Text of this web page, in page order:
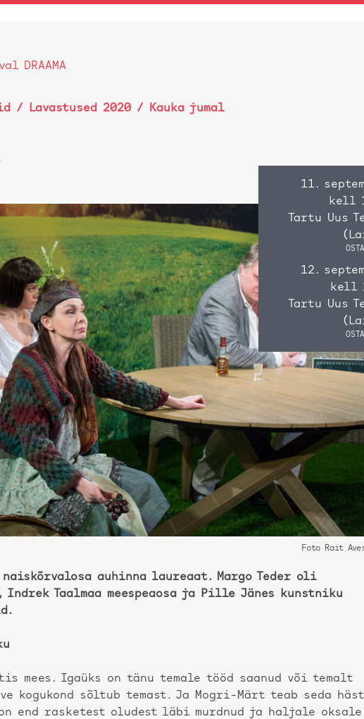
DRAAMA
/ Lavastused 2020 / Kauka jumal
Foto Rait
11.
kell
Tartu Uus
12.
kell
Tartu Uus
auhinna laureaat. Margo Teder oli
Taalmaa meespeaosa ja Pille Jänes kunstniku
mees. Igaüks on tänu temale tööd saanud või temalt
kogukond sõltub temast. Ja Mogri-Märt teab seda
on end rasketest oludest läbi murdnud ja haljale oksale